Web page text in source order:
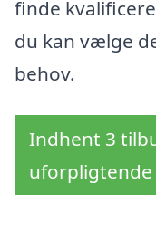
finde
du kan vælge
behov.
Indhent 3
uforpligtende